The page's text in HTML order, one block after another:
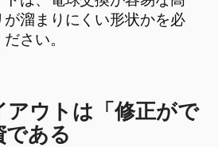
が溜まりにくい形状かを必
さい。
アウトは「修正がで
である